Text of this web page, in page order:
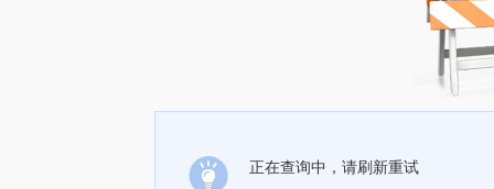
正在查询中，请刷新重试